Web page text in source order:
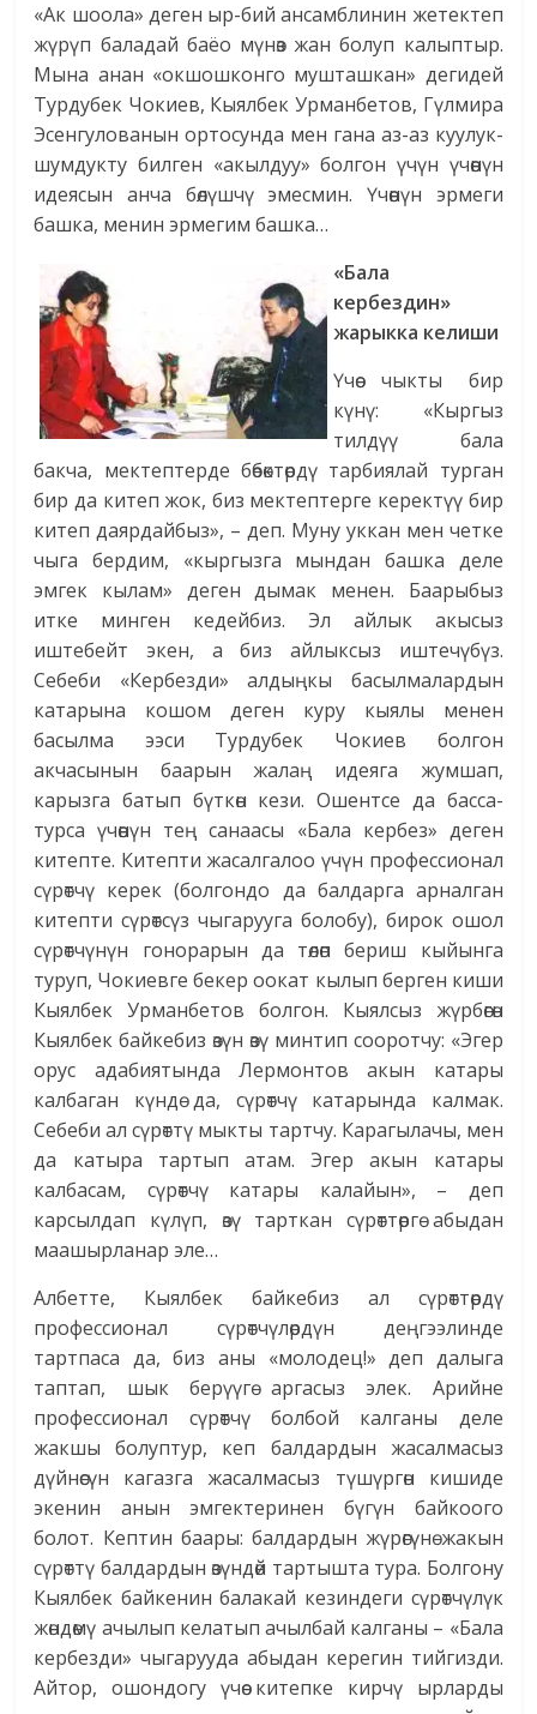
«Ак шоола» деген ыр-бий ансамблинин жетектеп
жүрүп баладай баёо мүнөз жан болуп калыптыр.
Мына анан «окшошконго мушташкан» дегидей
Турдубек Чокиев, Кыялбек Урманбетов, Гүлмира
Эсенгулованын ортосунда мен гана аз-аз куулук-
шумдукту билген «акылдуу» болгон үчүн үчөөнүн
идеясын анча бөлүшчү эмесмин. Үчөөнүн эрмеги
башка, менин эрмегим башка…
«Бала
кербездин»
жарыкка келиши
Үчөө чыкты бир
күнү: «Кыргыз
тилдүү бала
бакча, мектептерде бөбөктөрдү тарбиялай турган
бир да китеп жок, биз мектептерге керектүү бир
китеп даярдайбыз», – деп. Муну уккан мен четке
чыга бердим, «кыргызга мындан башка деле
эмгек кылам» деген дымак менен. Баарыбыз
итке минген кедейбиз. Эл айлык акысыз
иштебейт экен, а биз айлыксыз иштечүбүз.
Себеби «Кербезди» алдыңкы басылмалардын
катарына кошом деген куру кыялы менен
басылма ээси Турдубек Чокиев болгон
акчасынын баарын жалаң идеяга жумшап,
карызга батып бүткөн кези. Ошентсе да басса-
турса үчөөнүн тең санаасы «Бала кербез» деген
китепте. Китепти жасалгалоо үчүн профессионал
сүрөтчү керек (болгондо да балдарга арналган
китепти сүрөтсүз чыгарууга болобу), бирок ошол
сүрөтчүнүн гонорарын да төлөп бериш кыйынга
туруп, Чокиевге бекер оокат кылып берген киши
Кыялбек Урманбетов болгон. Кыялсыз жүрбөгөн
Кыялбек байкебиз өзүн өзү минтип сооротчу: «Эгер
орус адабиятында Лермонтов акын катары
калбаган күндө да, сүрөтчү катарында калмак.
Себеби ал сүрөттү мыкты тартчу. Карагылачы, мен
да катыра тартып атам. Эгер акын катары
калбасам, сүрөтчү катары калайын», – деп
карсылдап күлүп, өзү тарткан сүрөттөргө абыдан
маашырланар эле…
Албетте, Кыялбек байкебиз ал сүрөттөрдү
профессионал сүрөтчүлөрдүн деңгээлинде
тартпаса да, биз аны «молодец!» деп далыга
таптап, шык берүүгө аргасыз элек. Арийне
профессионал сүрөтчү болбой калганы деле
жакшы болуптур, кеп балдардын жасалмасыз
дүйнөсүн кагазга жасалмасыз түшүргөн кишиде
экенин анын эмгектеринен бүгүн байкоого
болот. Кептин баары: балдардын жүрөгүнө жакын
сүрөттү балдардын өзүндөй тартышта тура. Болгону
Кыялбек байкенин балакай кезиндеги сүрөтчүлүк
жөндөмү ачылып келатып ачылбай калганы – «Бала
кербезди» чыгарууда абыдан керегин тийгизди.
Айтор, ошондогу үчөө китепке кирчү ырларды